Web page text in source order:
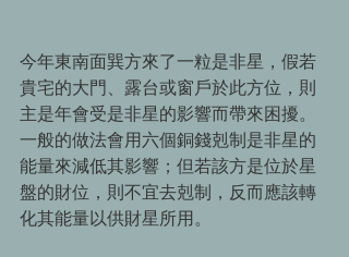
今年東南面巽方來了一粒是非星，假若
貴宅的大門、露台或窗戶於此方位，則
主是年會受是非星的影響而帶來困擾。
一般的做法會用六個銅錢剋制是非星的
能量來減低其影響；但若該方是位於星
盤的財位，則不宜去剋制，反而應該轉
化其能量以供財星所用。